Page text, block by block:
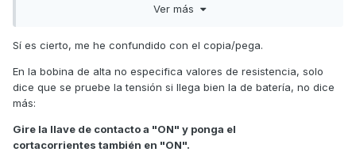
Ver más
Sí es cierto, me he confundido con el copia/pega.
En la bobina de alta no especifica valores de resistencia, solo
dice que se pruebe la tensión si llega bien la de batería, no dice
más:
Gire la llave de contacto a "ON" y ponga el
cortacorrientes también en "ON".